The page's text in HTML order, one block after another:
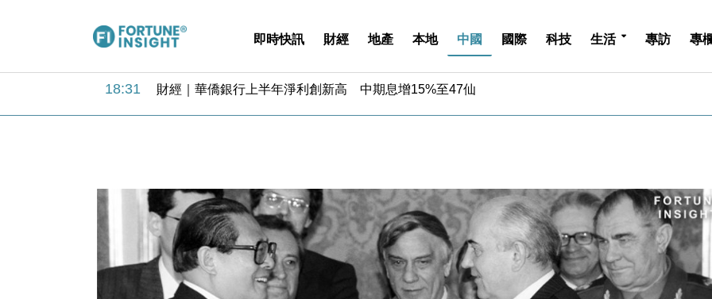
即時快訊 財經 地產 本地 中國 國際 科技 生活 專訪 專
18:31 財經｜華僑銀行上半年淨利創新高 中期息增15%至47仙
15:11 財經｜韓股反覆波動收跌 連挫7周創逾3年最長跌勢
財經｜內地7月美元計價出口增近24%勝預期 貿易順差達1125億美元
12:44 財經｜日本春季三度入市撐日圓 4月單日斥6.28萬億日圓干預創新高
11:12 國際｜特朗普料美伊戰事快結束 承認部分彈藥庫存緊張
15:59 財經｜SA售股自救後再出手 斥4億美元押注未上市公司
財經｜華僑銀行上半年淨利創新高 中期息增15%至47仙